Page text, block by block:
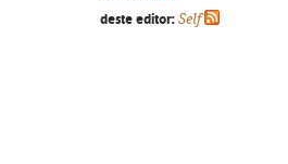
deste editor: Self